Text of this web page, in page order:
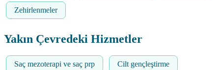
Zehirlenmeler
Yakın Çevredeki Hizmetler
Saç mezoterapi ve saç prp Cilt gençleştirme